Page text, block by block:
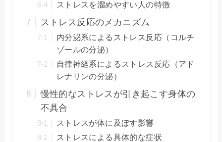
ストレスを溜めやすい人の特徴
ストレス反応のメカニズム
内分泌系によるストレス反応（コルチ
ゾールの分泌）
自律神経系によるストレス反応（アド
レナリンの分泌）
慢性的なストレスが引き起こす身体の
不具合
ストレスが体に及ぼす影響
ストレスによる具体的な症状